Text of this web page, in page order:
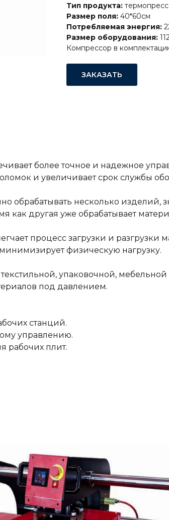
Тип продукта: термопресс
Размер поля: 40*60см
Потребляемая энергия:
Размер оборудования:
Компрессор в
ЗАКАЗАТЬ
более точное и надежное
и увеличивает срок службы
обрабатывать несколько изделий,
как другая уже обрабатывает
процесс загрузки и разгрузки
физическую нагрузку.
упаковочной, мебельной
под давлением.
станций.
управлению.
рабочих плит.